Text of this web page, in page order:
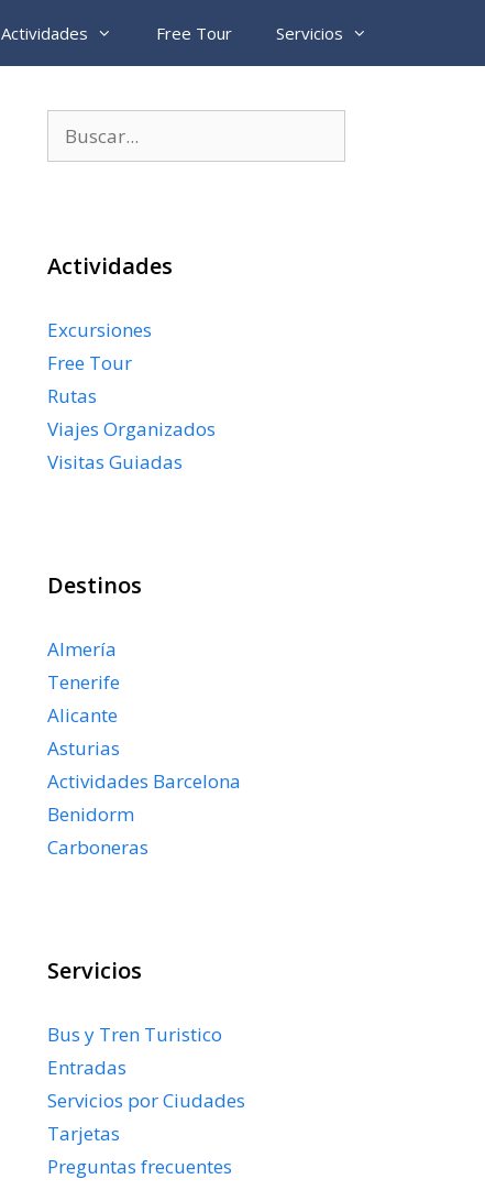
Actividades Free Tour Servicios
Actividades
Excursiones
Free Tour
Rutas
Viajes Organizados
Visitas Guiadas
Destinos
Almería
Tenerife
Alicante
Asturias
Actividades Barcelona
Benidorm
Carboneras
Servicios
Bus y Tren Turistico
Entradas
Servicios por Ciudades
Tarjetas
Preguntas frecuentes